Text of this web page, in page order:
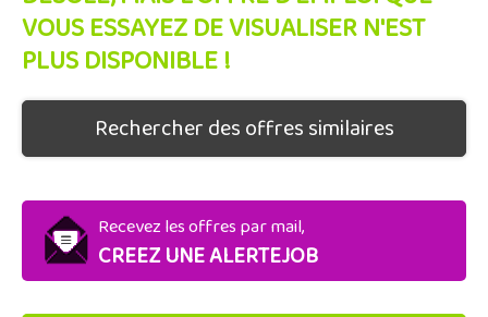
VOUS ESSAYEZ DE VISUALISER N'EST
PLUS DISPONIBLE !
Rechercher des offres similaires
Recevez les offres par mail,
CREEZ UNE ALERTEJOB